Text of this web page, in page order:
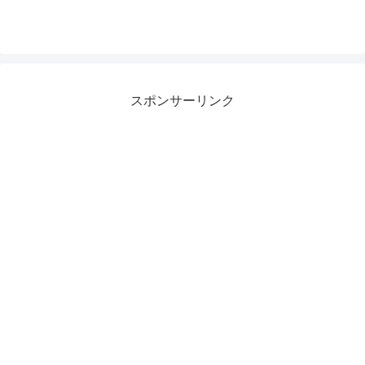
スポンサーリンク